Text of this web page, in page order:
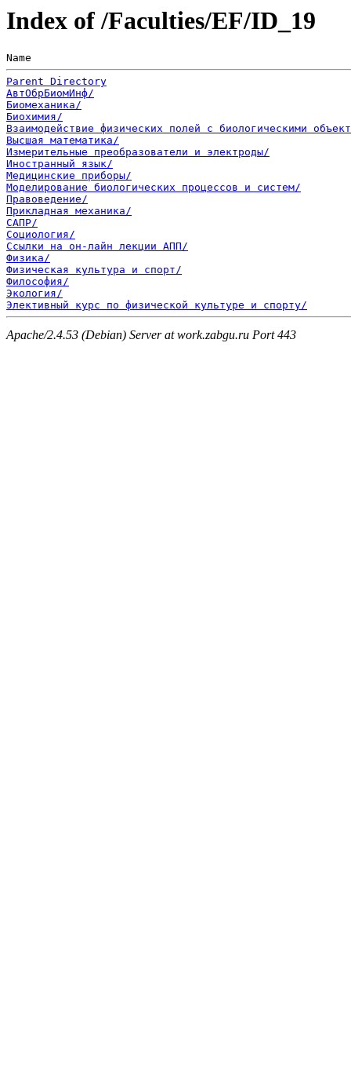
Index of /Faculties/EF/ID_19
Name
Parent Directory
АвтОбрБиомИнф/
Биомеханика/
Биохимия/
Взаимодействие физических полей с биологическими
Высшая математика/
Измерительные преобразователи и электроды/
Иностранный язык/
Медицинские приборы/
Моделирование биологических процессов и систем/
Правоведение/
Прикладная механика/
САПР/
Социология/
Ссылки на он-лайн лекции АПП/
Физика/
Физическая культура и спорт/
Философия/
Экология/
Элективный курс по физической культуре и спорту/
Apache/2.4.53 (Debian) Server at work.zabgu.ru Port 443